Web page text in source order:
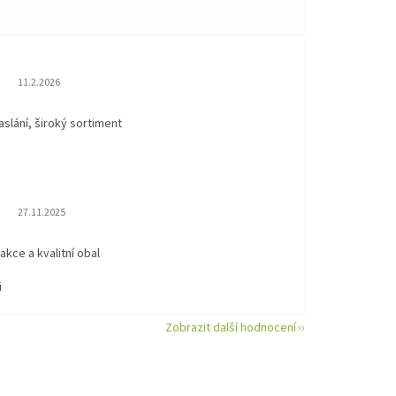
Hodnocení obchodu je 5 z 5 hvězdiček.
11.2.2026
široký sortiment
Hodnocení obchodu je 5 z 5 hvězdiček.
27.11.2025
a kvalitní obal
Zobrazit další hodnocení